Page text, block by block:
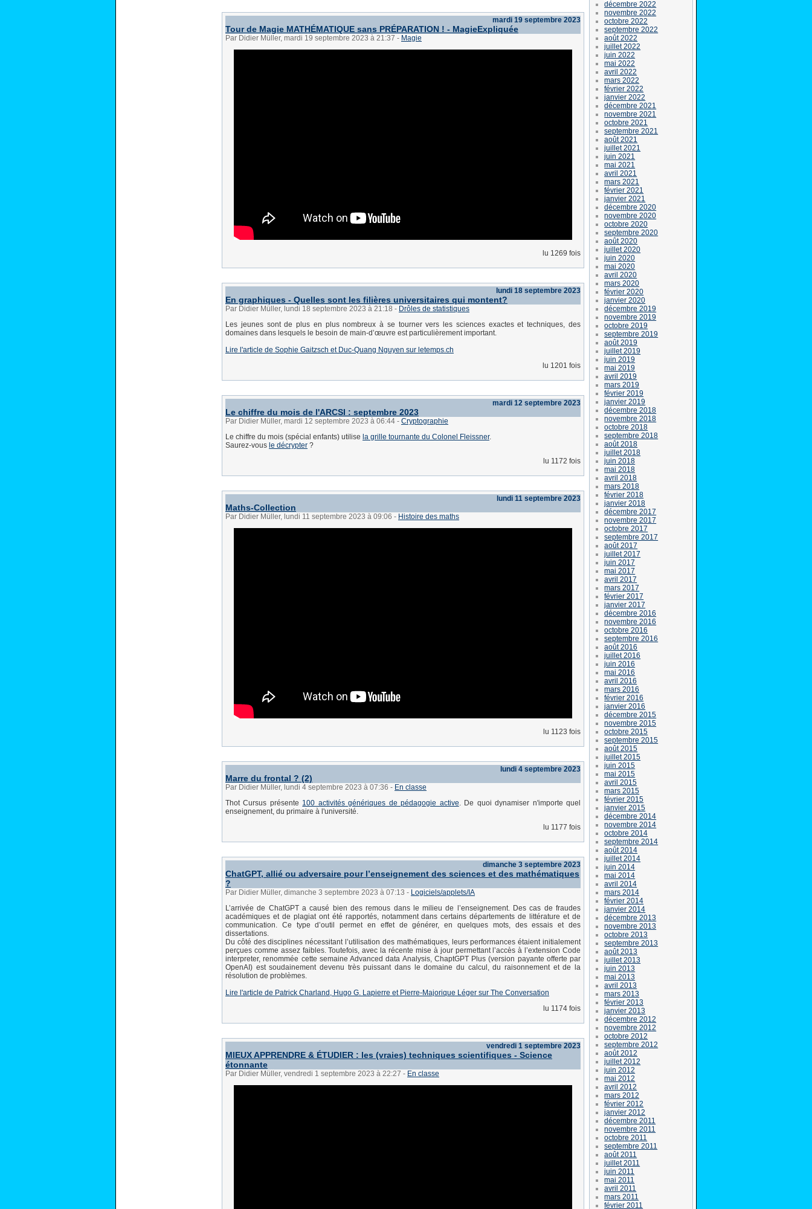
mardi 19 septembre 2023
Tour de Magie MATHÉMATIQUE sans PRÉPARATION ! - MagieExpliquée
Par Didier Müller, mardi 19 septembre 2023 à 21:37 - Magie
lu 1269 fois
lundi 18 septembre 2023
En graphiques - Quelles sont les filières universitaires qui montent?
Par Didier Müller, lundi 18 septembre 2023 à 21:18 - Drôles de statistiques
Les jeunes sont de plus en plus nombreux à se tourner vers les sciences exactes et techniques, des
domaines dans lesquels le besoin de main-d’œuvre est particulièrement important.
Lire l'article de Sophie Gaitzsch et Duc-Quang Nguyen sur letemps.ch
lu 1201 fois
mardi 12 septembre 2023
Le chiffre du mois de l'ARCSI : septembre 2023
Par Didier Müller, mardi 12 septembre 2023 à 06:44 - Cryptographie
Le chiffre du mois (spécial enfants) utilise la grille tournante du Colonel Fleissner.
Saurez-vous le décrypter ?
lu 1172 fois
lundi 11 septembre 2023
Maths-Collection
Par Didier Müller, lundi 11 septembre 2023 à 09:06 - Histoire des maths
lu 1123 fois
lundi 4 septembre 2023
Marre du frontal ? (2)
Par Didier Müller, lundi 4 septembre 2023 à 07:36 - En classe
Thot Cursus présente 100 activités génériques de pédagogie active. De quoi dynamiser n'importe quel
enseignement, du primaire à l'université.
lu 1177 fois
dimanche 3 septembre 2023
ChatGPT, allié ou adversaire pour l’enseignement des sciences et des mathématiques
?
Par Didier Müller, dimanche 3 septembre 2023 à 07:13 - Logiciels/applets/IA
L’arrivée de ChatGPT a causé bien des remous dans le milieu de l’enseignement. Des cas de fraudes
académiques et de plagiat ont été rapportés, notamment dans certains départements de littérature et de
communication. Ce type d’outil permet en effet de générer, en quelques mots, des essais et des
dissertations.
Du côté des disciplines nécessitant l’utilisation des mathématiques, leurs performances étaient initialement
perçues comme assez faibles. Toutefois, avec la récente mise à jour permettant l’accès à l’extension Code
interpreter, renommée cette semaine Advanced data Analysis, ChaptGPT Plus (version payante offerte par
OpenAI) est soudainement devenu très puissant dans le domaine du calcul, du raisonnement et de la
résolution de problèmes.
Lire l'article de Patrick Charland, Hugo G. Lapierre et Pierre-Majorique Léger sur The Conversation
lu 1174 fois
vendredi 1 septembre 2023
MIEUX APPRENDRE & ÉTUDIER : les (vraies) techniques scientifiques - Science
étonnante
Par Didier Müller, vendredi 1 septembre 2023 à 22:27 - En classe
décembre 2022
novembre 2022
octobre 2022
septembre 2022
août 2022
juillet 2022
juin 2022
mai 2022
avril 2022
mars 2022
février 2022
janvier 2022
décembre 2021
novembre 2021
octobre 2021
septembre 2021
août 2021
juillet 2021
juin 2021
mai 2021
avril 2021
mars 2021
février 2021
janvier 2021
décembre 2020
novembre 2020
octobre 2020
septembre 2020
août 2020
juillet 2020
juin 2020
mai 2020
avril 2020
mars 2020
février 2020
janvier 2020
décembre 2019
novembre 2019
octobre 2019
septembre 2019
août 2019
juillet 2019
juin 2019
mai 2019
avril 2019
mars 2019
février 2019
janvier 2019
décembre 2018
novembre 2018
octobre 2018
septembre 2018
août 2018
juillet 2018
juin 2018
mai 2018
avril 2018
mars 2018
février 2018
janvier 2018
décembre 2017
novembre 2017
octobre 2017
septembre 2017
août 2017
juillet 2017
juin 2017
mai 2017
avril 2017
mars 2017
février 2017
janvier 2017
décembre 2016
novembre 2016
octobre 2016
septembre 2016
août 2016
juillet 2016
juin 2016
mai 2016
avril 2016
mars 2016
février 2016
janvier 2016
décembre 2015
novembre 2015
octobre 2015
septembre 2015
août 2015
juillet 2015
juin 2015
mai 2015
avril 2015
mars 2015
février 2015
janvier 2015
décembre 2014
novembre 2014
octobre 2014
septembre 2014
août 2014
juillet 2014
juin 2014
mai 2014
avril 2014
mars 2014
février 2014
janvier 2014
décembre 2013
novembre 2013
octobre 2013
septembre 2013
août 2013
juillet 2013
juin 2013
mai 2013
avril 2013
mars 2013
février 2013
janvier 2013
décembre 2012
novembre 2012
octobre 2012
septembre 2012
août 2012
juillet 2012
juin 2012
mai 2012
avril 2012
mars 2012
février 2012
janvier 2012
décembre 2011
novembre 2011
octobre 2011
septembre 2011
août 2011
juillet 2011
juin 2011
mai 2011
avril 2011
mars 2011
février 2011